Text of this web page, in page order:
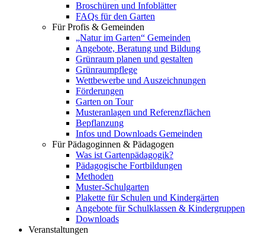
Broschüren und Infoblätter
FAQs für den Garten
Für Profis & Gemeinden
„Natur im Garten“ Gemeinden
Angebote, Beratung und Bildung
Grünraum planen und gestalten
Grünraumpflege
Wettbewerbe und Auszeichnungen
Förderungen
Garten on Tour
Musteranlagen und Referenzflächen
Bepflanzung
Infos und Downloads Gemeinden
Für Pädagoginnen & Pädagogen
Was ist Gartenpädagogik?
Pädagogische Fortbildungen
Methoden
Muster-Schulgarten
Plakette für Schulen und Kindergärten
Angebote für Schulklassen & Kindergruppen
Downloads
Veranstaltungen